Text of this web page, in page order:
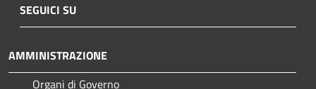
SEGUICI SU
AMMINISTRAZIONE
Organi di Governo